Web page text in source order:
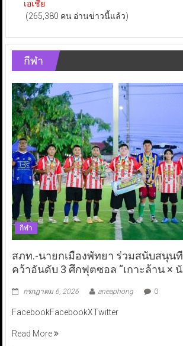
เอเชีย
(265,380 คน อ่านข่าวนี้แล้ว)
กีฬา
กีฬา
สภท.-นายกเมืองพัทยา ร่วมสนับสนุนที
คว้าอันดับ 3 ศึกฟุตซอล “เกาะล้าน ×
กรกฎาคม 6, 2026 aneaphong 0
FacebookFacebookXTwitter
Read More